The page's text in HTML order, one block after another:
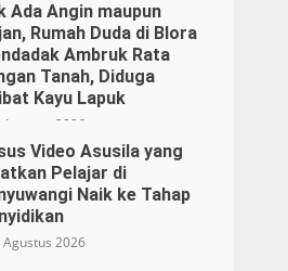
Ada Angin maupun
Rumah Duda di Blora
Ambruk Rata
Tanah, Diduga
Kayu Lapuk
Agustus 2026
Video Asusila yang
Pelajar di
Naik ke Tahap
Agustus 2026